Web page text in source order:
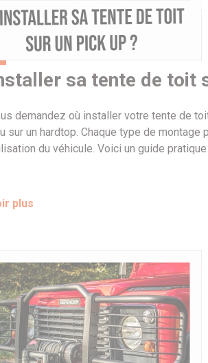
sa tente de toit
demandez où installer votre tente de
sur un hardtop. Chaque type de
du véhicule. Voici un guide
plus